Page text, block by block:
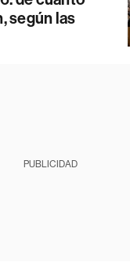
según las
PUBLICIDAD